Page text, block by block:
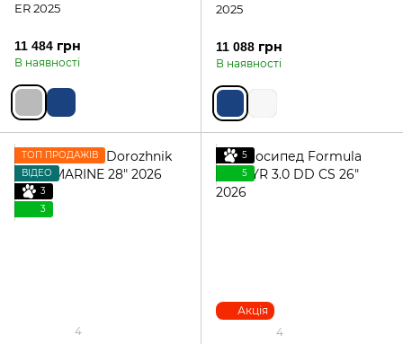
ER 2025
11 484 грн
В наявності
2025
11 088 грн
В наявності
ТОП ПРОДАЖІВ
ВІДЕО
3
3
4
Акція
5
5
4